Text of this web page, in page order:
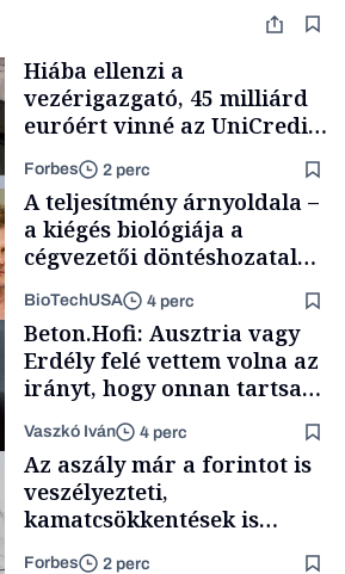
Hiába ellenzi a
vezérigazgató, 45 milliárd
euróért vinné az UniCredit
az egyik legnagyobb német
bankot
Forbes 2 perc
A teljesítmény árnyoldala –
a kiégés biológiája a
cégvezetői döntéshozatal
BioTechUSA 4 perc
Beton.Hofi: Ausztria vagy
Erdély felé vettem volna az
irányt, hogy onnan tartsam
lélegeztetőgépen a magyar
zenét
Vaszkó Iván 4 perc
Az aszály már a forintot is
veszélyezteti,
kamatcsökkentések is
elmaradhatnak
Forbes 2 perc